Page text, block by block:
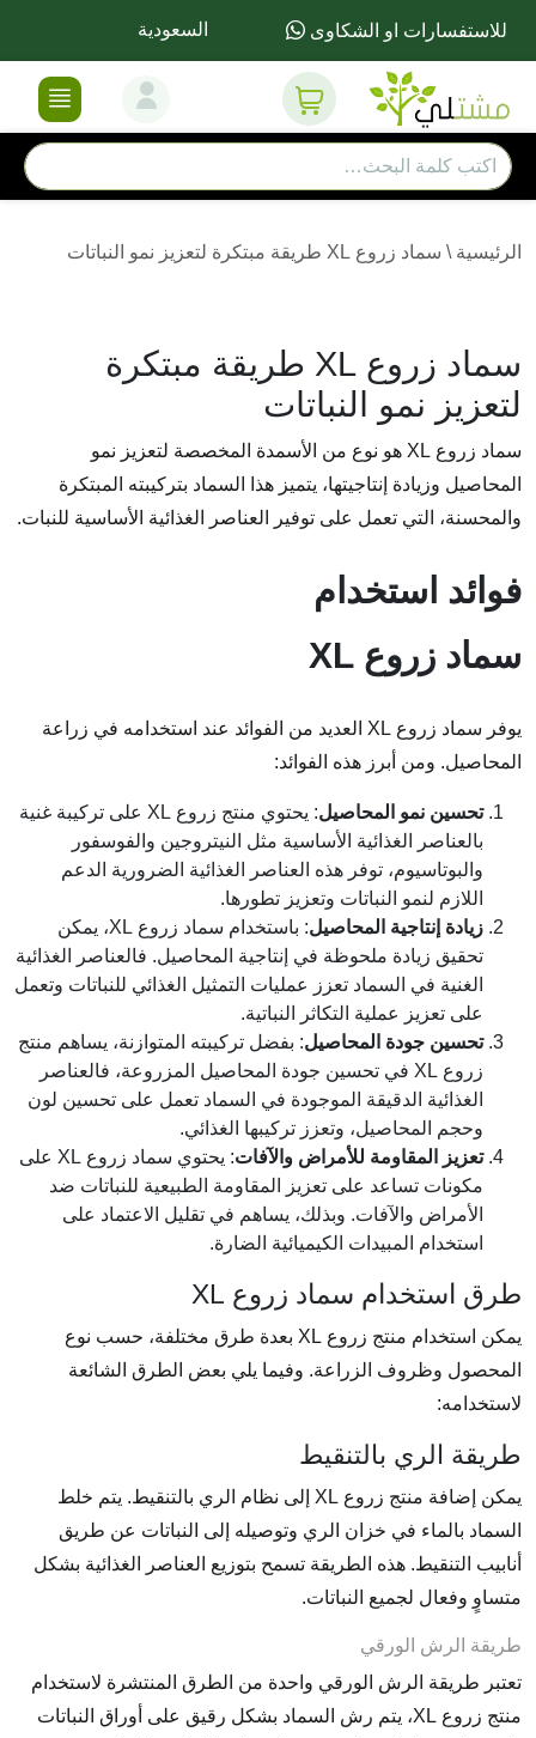
للاستفسارات او الشكاوى السعودية
الرئيسية \ سماد زروع XL طريقة مبتكرة لتعزيز نمو النباتات
سماد زروع XL طريقة مبتكرة
لتعزيز نمو النباتات
سماد زروع XL هو نوع من الأسمدة المخصصة لتعزيز نمو
المحاصيل وزيادة إنتاجيتها، يتميز هذا السماد بتركيبته المبتكرة
والمحسنة، التي تعمل على توفير العناصر الغذائية الأساسية للنبات.
فوائد استخدام
سماد زروع XL
يوفر سماد زروع XL العديد من الفوائد عند استخدامه في زراعة
المحاصيل. ومن أبرز هذه الفوائد:
تحسين نمو المحاصيل
: يحتوي منتج زروع XL على تركيبة غنية
بالعناصر الغذائية الأساسية مثل النيتروجين والفوسفور
والبوتاسيوم، توفر هذه العناصر الغذائية الضرورية الدعم
اللازم لنمو النباتات وتعزيز تطورها.
زيادة إنتاجية المحاصيل
: باستخدام سماد زروع XL، يمكن
تحقيق زيادة ملحوظة في إنتاجية المحاصيل. فالعناصر الغذائية
الغنية في السماد تعزز عمليات التمثيل الغذائي للنباتات وتعمل
على تعزيز عملية التكاثر النباتية.
تحسين جودة المحاصيل: بفضل تركيبته المتوازنة، يساهم منتج
زروع XL في تحسين جودة المحاصيل المزروعة، فالعناصر
الغذائية الدقيقة الموجودة في السماد تعمل على تحسين لون
وحجم المحاصيل، وتعزز تركيبها الغذائي.
تعزيز المقاومة للأمراض والآفات
: يحتوي سماد زروع XL على
مكونات تساعد على تعزيز المقاومة الطبيعية للنباتات ضد
الأمراض والآفات. وبذلك، يساهم في تقليل الاعتماد على
استخدام المبيدات الكيميائية الضارة.
طرق استخدام سماد زروع XL
يمكن استخدام منتج زروع XL بعدة طرق مختلفة، حسب نوع
المحصول وظروف الزراعة. وفيما يلي بعض الطرق الشائعة
لاستخدامه:
طريقة الري بالتنقيط
يمكن إضافة منتج زروع XL إلى نظام الري بالتنقيط. يتم خلط
السماد بالماء في خزان الري وتوصيله إلى النباتات عن طريق
أنابيب التنقيط. هذه الطريقة تسمح بتوزيع العناصر الغذائية بشكل
متساوٍ وفعال لجميع النباتات.
طريقة الرش الورقي
تعتبر طريقة الرش الورقي واحدة من الطرق المنتشرة لاستخدام
منتج زروع XL، يتم رش السماد بشكل رقيق على أوراق النباتات